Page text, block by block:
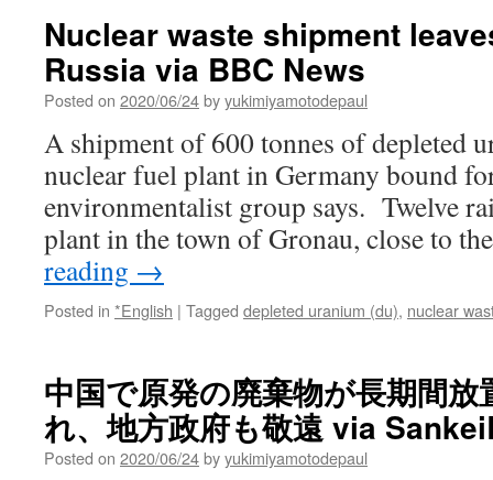
Nuclear waste shipment
Russia via BBC News
Posted on 2020/06/24byyukimiyamotodepaul
A shipment of 600 tonnes of depleted
nuclear fuel plant in Germany bound
environmentalist group says. Twelve
plant in the town of Gronau, close to
reading →
Posted in *English | Tagged depleted uranium (du), nuclear
中国で原発の廃棄物が長期間
れ、地方政府も敬遠 via
Posted on 2020/06/24byyukimiyamotodepaul